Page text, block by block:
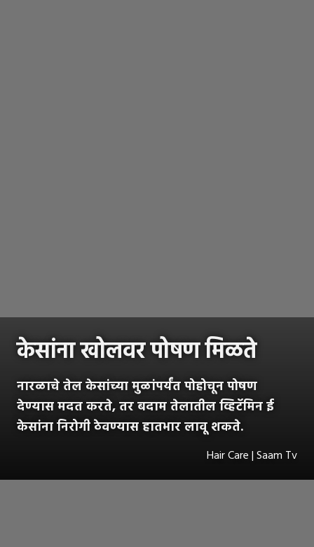
केसांना खोलवर पोषण मिळते
नारळाचे तेल केसांच्या मुळांपर्यंत पोहोचून पोषण
देण्यास मदत करते, तर बदाम तेलातील व्हिटॅमिन ई
केसांना निरोगी ठेवण्यास हातभार लावू शकते.
Hair Care | Saam Tv